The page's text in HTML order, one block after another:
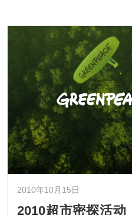
2010年10月15日
2010超市密探活动